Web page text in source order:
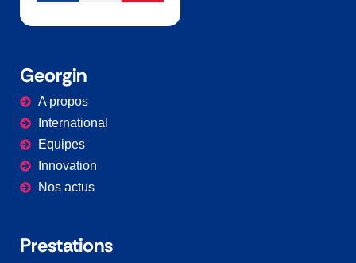
Georgin
A propos
International
Equipes
Innovation
Nos actus
Prestations​